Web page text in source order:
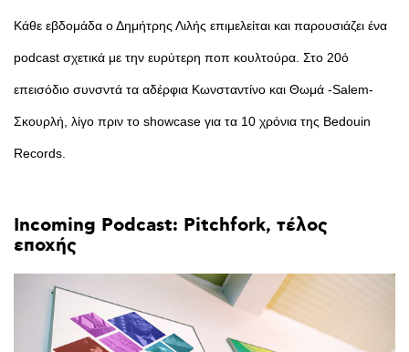
Κάθε εβδομάδα ο Δημήτρης Λιλής επιμελείται και παρουσιάζει ένα
podcast σχετικά με την ευρύτερη ποπ κουλτούρα. Στο 20ό
επεισόδιο συνσντά τα αδέρφια Κωνσταντίνο και Θωμά -Salem-
Σκουρλή, λίγο πριν το showcase για τα 10 χρόνια της Bedouin
Records.
Incoming Podcast: Pitchfork, τέλος
εποχής